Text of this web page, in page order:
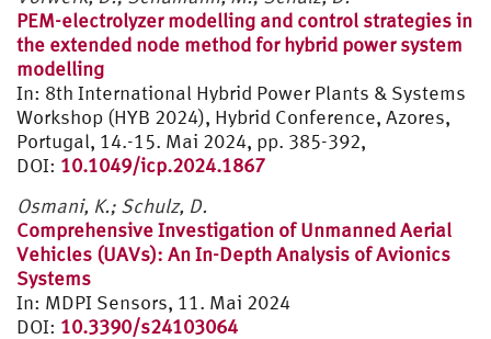
PEM-electrolyzer modelling and control strategies in
the extended node method for hybrid power system
modelling
In: 8th International Hybrid Power Plants & Systems
Workshop (HYB 2024), Hybrid Conference, Azores,
Portugal, 14.-15. Mai 2024, pp. 385-392,
DOI: 10.1049/icp.2024.1867
Osmani, K.; Schulz, D.
Comprehensive Investigation of Unmanned Aerial
Vehicles (UAVs): An In-Depth Analysis of Avionics
Systems
In: MDPI Sensors, 11. Mai 2024
DOI: 10.3390/s24103064